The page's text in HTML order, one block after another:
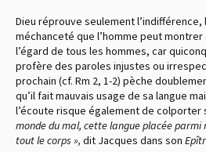
Dieu réprouve seulement
méchanceté que l’homme peut montrer
l’égard de tous les hommes, car
profère des paroles injustes ou
prochain (cf. Rm 2, 1-2) pèche
qu’il fait mauvais usage de sa langue
l’écoute risque également de colporter
monde du mal, cette langue placée parmi
tout le corps », dit Jacques dans son